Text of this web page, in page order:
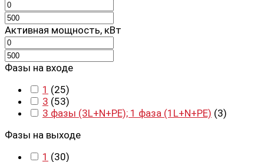
Активная мощность, кВт
Фазы на входе
1 (25)
3 (53)
3 фазы (3L+N+PE); 1 фаза (1L+N+PE) (3)
Фазы на выходе
1 (30)